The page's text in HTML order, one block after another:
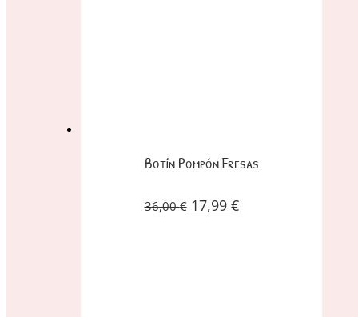
Botín Pompón Fresas
36,00€ 17,99 €